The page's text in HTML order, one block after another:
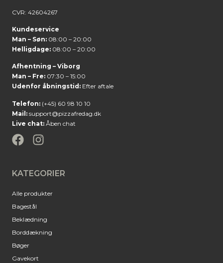
CVR: 42604267
Kundeservice
Man – Søn: 08:00 – 20:00
Helligdage: 08:00 – 20:00
Afhentning – Viborg
Man – Fre: 07:30 – 15:00
Udenfor åbningstid: Efter aftale
Telefon: (+45) 60 98 10 10
Mail: support@pizzafredag.dk
Live chat: Åben chat
KATEGORIER
Alle produkter
Bagestål
Beklædning
Borddækning
Bøger
Gavekort